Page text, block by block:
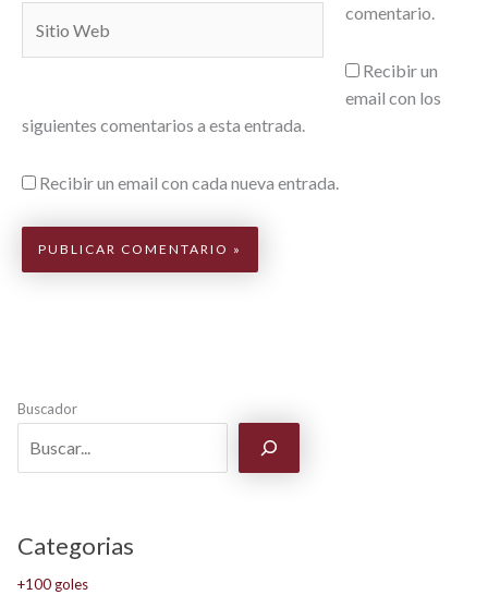
Web
comentario.
Recibir un
email con los
siguientes comentarios a esta entrada.
Recibir un email con cada nueva entrada.
Buscador
Categorias
+100 goles